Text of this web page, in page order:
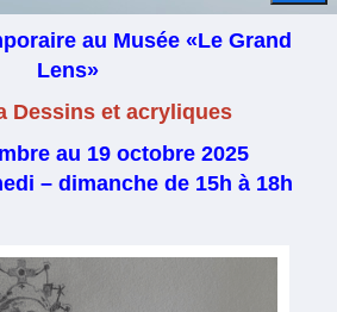
au Musée «Le Grand
Lens»
Dessins et acryliques
au 19 octobre 2025
– dimanche de 15h à 18h